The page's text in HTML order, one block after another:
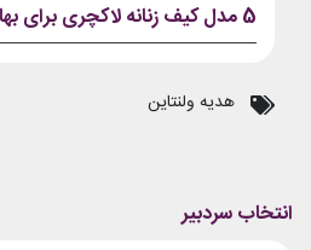
5 مدل کیف زنانه لاکچری برای بهار 1403
هدیه ولنتاین